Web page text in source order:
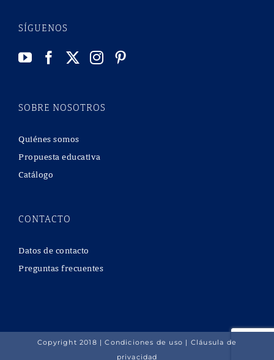
SÍGUENOS
SOBRE NOSOTROS
Quiénes somos
Propuesta educativa
Catálogo
CONTACTO
Datos de contacto
Preguntas frecuentes
Copyright 2018 |Condiciones de uso | Cláusula de
privacidad